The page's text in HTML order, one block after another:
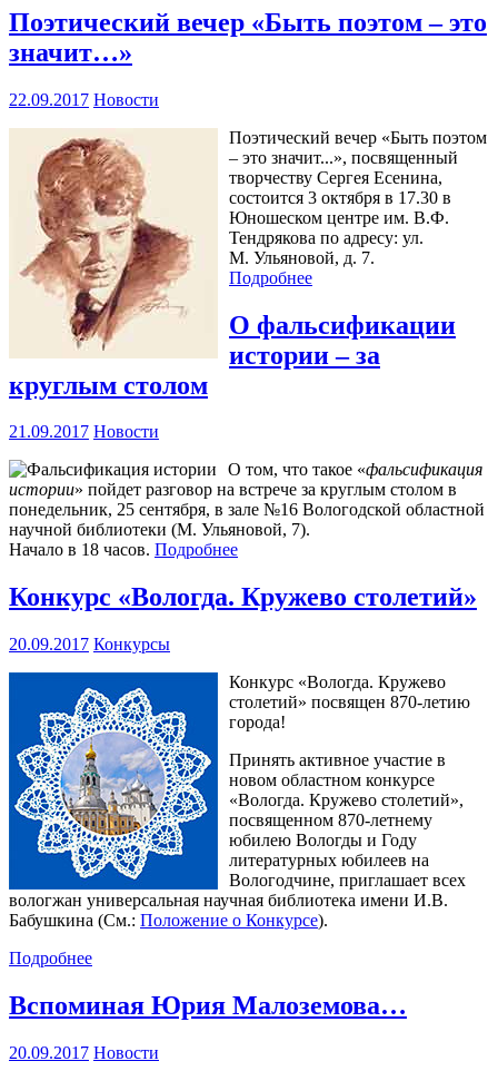
Поэтический вечер «Быть поэтом – это
значит…»
22.09.2017 Новости
Поэтический вечер «Быть поэтом
– это значит...», посвященный
творчеству Сергея Есенина,
состоится 3 октября в 17.30 в
Юношеском центре им. В.Ф.
Тендрякова по адресу: ул.
М. Ульяновой, д. 7.
Подробнее
О фальсификации
истории – за
круглым столом
21.09.2017 Новости
О том, что такое «фальсификация
истории» пойдет разговор на встрече за круглым столом в
понедельник, 25 сентября, в зале №16 Вологодской областной
научной библиотеки (М. Ульяновой, 7).
Начало в 18 часов. Подробнее
Конкурс «Вологда. Кружево столетий»
20.09.2017 Конкурсы
Конкурс «Вологда. Кружево
столетий» посвящен 870-летию
города!
Принять активное участие в
новом областном конкурсе
«Вологда. Кружево столетий»,
посвященном 870-летнему
юбилею Вологды и Году
литературных юбилеев на
Вологодчине, приглашает всех
вологжан универсальная научная библиотека имени И.В.
Бабушкина (См.: Положение о Конкурсе).
Подробнее
Вспоминая Юрия Малоземова…
20.09.2017 Новости